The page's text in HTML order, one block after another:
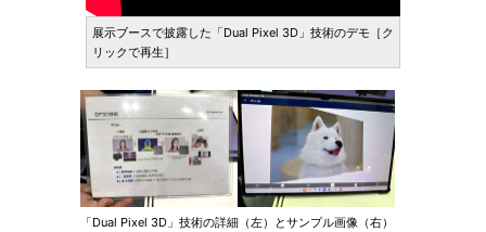
展示ブースで披露した「Dual Pixel 3D」技術のデモ［ク
リックで再生］
「Dual Pixel 3D」技術の詳細（左）とサンプル画像（右）